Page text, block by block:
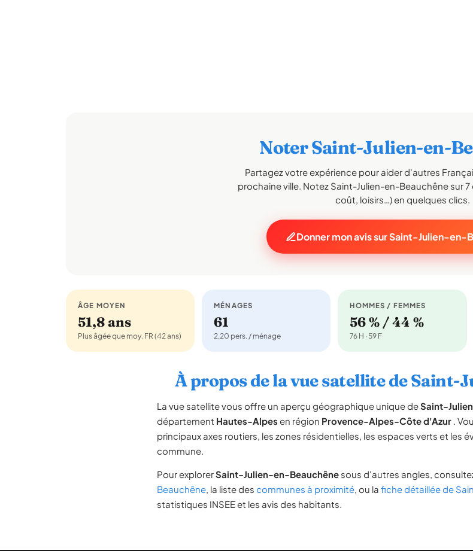
Noter Saint-Julien-en-
Partagez votre expérience pour aider d'autres
prochaine ville. Notez Saint-Julien-en-Beauchêne sur 7
coût, loisirs…) en quelques clics.
Donner mon avis sur Saint-Julien-en-
ÂGE MOYEN
51,8 ans
Plus âgée que moy. FR (42 ans)
MÉNAGES
61
2,20 pers. / ménage
HOMMES / FEMMES
56 % / 44 %
76 H · 59 F
À propos de la vue satellite de Saint-
La vue satellite vous offre un aperçu géographique unique deSaint-
département Hautes-Alpes en région Provence-Alpes-Côte d'Azur .
principaux axes routiers, les zones résidentielles, les espaces verts et les
commune.
Pour explorerSaint-Julien-en-Beauchêne sous d'autres angles,
Beauchêne, la liste des communes à proximité, ou la fiche détaillée de
statistiques INSEE et les avis des habitants.